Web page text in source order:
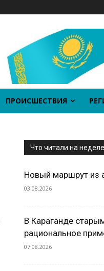
ПРОИСШЕСТВИЯ
Что читали на неделе
Новый маршрут из
03.08.2026
В Караганде
рациональное
07.08.2026